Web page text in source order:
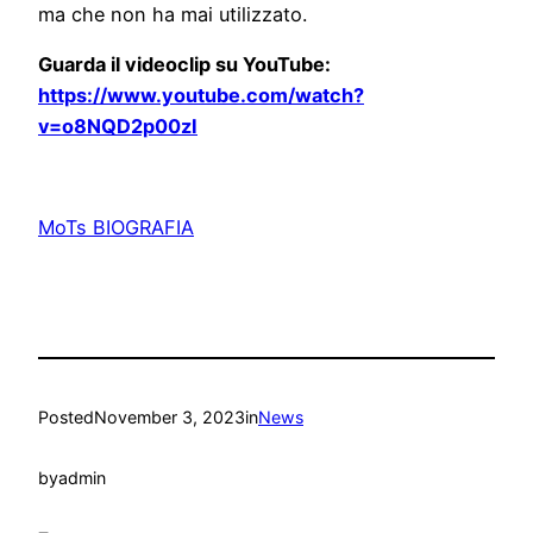
ma che non ha mai utilizzato.
Guarda il videoclip su YouTube:
https://www.youtube.com/watch?
v=o8NQD2p00zI
MoTs BIOGRAFIA
PostedNovember 3, 2023inNews
byadmin